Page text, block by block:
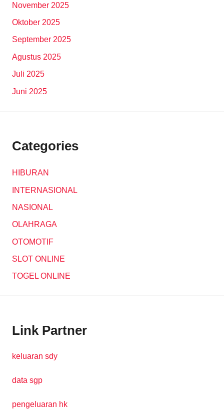
November 2025
Oktober 2025
September 2025
Agustus 2025
Juli 2025
Juni 2025
Categories
HIBURAN
INTERNASIONAL
NASIONAL
OLAHRAGA
OTOMOTIF
SLOT ONLINE
TOGEL ONLINE
Link Partner
keluaran sdy
data sgp
pengeluaran hk